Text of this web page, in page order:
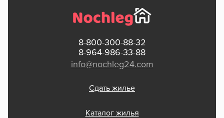
8-800-300-88-32
8-964-986-33-88
info@nochleg24.com
Сдать жилье
Каталог жилья